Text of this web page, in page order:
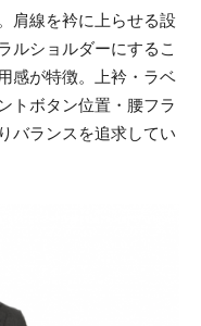
肩線を衿に上らせる設
ルショルダーにするこ
感が特徴。上衿・ラベ
トボタン位置・腰フラ
バランスを追求してい